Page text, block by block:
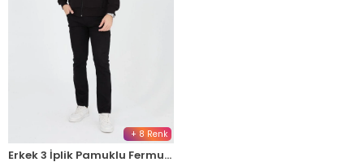
+ 8 Renk
Erkek 3 İplik Pamuklu Fermuarlı Kapüşonlu Kanguru Cepli Baskılı Hoodie Hırka Sweatshirt - Siyah